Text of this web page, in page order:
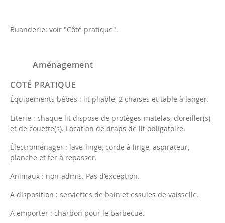
Buanderie: voir "Côté pratique".
Aménagement
COTÉ PRATIQUE
Équipements bébés : lit pliable, 2 chaises et table à langer.
Literie : chaque lit dispose de protèges-matelas, d’oreiller(s)
et de couette(s). Location de draps de lit obligatoire.
Électroménager : lave-linge, corde à linge, aspirateur,
planche et fer à repasser.
Animaux : non-admis. Pas d'exception.
A disposition : serviettes de bain et essuies de vaisselle.
A emporter : charbon pour le barbecue.